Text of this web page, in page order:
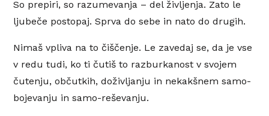
So prepiri, so razumevanja – del življenja. Zato le
ljubeče postopaj. Sprva do sebe in nato do drugih.
Nimaš vpliva na to čiščenje. Le zavedaj se, da je vse
v redu tudi, ko ti čutiš to razburkanost v svojem
čutenju, občutkih, doživljanju in nekakšnem samo-
bojevanju in samo-reševanju.